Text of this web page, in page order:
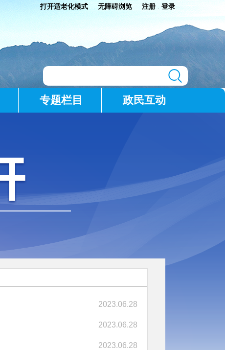
打开适老化模式 无障碍浏览 注册 登录
专题栏目 政民互动
2023.06.28
2023.06.28
2023.06.28